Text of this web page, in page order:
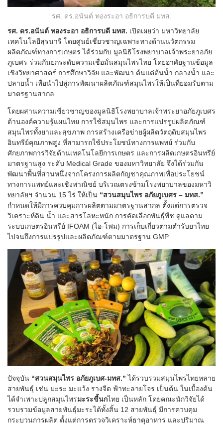
รศ. ดร.อนันต์ ทองระอา อธิการบดี มทส.
รศ. ดร.อนันต์ ทองระอา อธิการบดี มทส. เปิดเผยว่า มหาวิทยาลัย
เทคโนโลยีสุรนารี โดยศูนย์เชี่ยวชาญเฉพาะทางด้านนวัตกรรม
ผลิตภัณฑ์ทางการเกษตร ได้ร่วมกับ มูลนิธิโรงพยาบาลเจ้าพระยาอภัย
ภูเบศร ร่วมกันยกระดับความเชื่อมั่นสมุนไพรไทย โดยอาศัยฐานข้อมูล
เชิงวิทยาศาสตร์ การศึกษาวิจัย และพัฒนา ต้นแต่ต้นน้ำ กลางน้ำ และ
ปลายน้ำ เพื่อนำไปสู่การพัฒนาผลิตภัณฑ์สมุนไพรให้เป็นที่ยอมรับตาม
มาตรฐานสากล
โดยผสานความเชี่ยวชาญของมูลนิธิโรงพยาบาลเจ้าพระยาอภัยภูเบศร
ด้านองค์ความรู้แผนไทย การใช้สมุนไพร และการแปรรูปผลิตภัณฑ์
สมุนไพรทั้งยาและสุขภาพ การสร้างเครือข่ายผู้ผลิตวัตถุดิบสมุนไพร
อินทรีย์คุณภาพสูง ที่สามารถใช้ประโยชน์ทางการแพทย์ ร่วมกับ
ศักยภาพการวิจัยด้านเทคโนโลยีการเกษตร และการผลิตเกษตรอินทรีย์
มาตรฐานสูง ระดับ Medical Grade ของมหาวิทยาลัย จึงได้ร่วมกัน
พัฒนาพื้นที่ส่วนหนึ่งจากโครงการผลิตกัญชาคุณภาพเพื่อประโยชน์
ทางการแพทย์และเชิงพาณิชย์ บริเวณตรงข้ามโรงพยาบาลของมหาวิ
ทยาลัยฯ จำนวน 15 ไร่ ให้เป็น “สวนสมุนไพร อภัยภูเบศร – มทส.”
กำหนดให้มีการควบคุมการผลิตตามมาตรฐานสากล ตั้งแต่การตรวจ
วิเคราะห์ดิน น้ำ และสารโลหะหนัก การคัดเลือกพันธุ์พืช ดูแลตาม
ระบบเกษตรอินทรีย์ IFOAM (ไอ-โฟม) การเก็บเกี่ยวตามตำรับยาไทย
ไปจนถึงการแปรรูปและผลิตภัณฑ์ตามมาตรฐาน GMP
ปัจจุบัน “สวนสมุนไพร อภัยภูเบศ-มทส.” ได้รวบรวมสมุนไพรไทยหลาย
สายพันธุ์ เช่น มะระ มะแว้ง รางจืด ฟ้าทะลายโจร เป็นต้น ในเบื้องต้น
ได้จำเพาะปลูกสมุนไพรมะระขี้นกไทย เป็นหลัก โดยคณะนักวิจัยได้
รวบรวมข้อมูลสายพันธุ์มะระได้ทั้งสิ้น 12 สายพันธุ์ มีการควบคุม
กระบวนการผลิต ตั้งแต่การตรวจวิเคราะห์ธาตุอาหาร และปริมาณ